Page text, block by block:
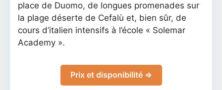
place de Duomo, de longues promenades sur
la plage déserte de Cefalù et, bien sûr, de
cours d’italien intensifs à l’école « Solemar
Academy ».
Prix et disponibilité ⇒